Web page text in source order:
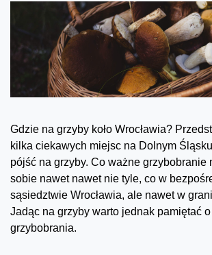
Gdzie na grzyby koło Wrocławia?
kilka ciekawych miejsc na Dolnym
pójść na grzyby. Co ważne grzybobranie
sobie nawet nawet nie tyle, co w
sąsiedztwie Wrocławia, ale nawet w
Jadąc na grzyby warto jednak pamiętać
grzybobrania.